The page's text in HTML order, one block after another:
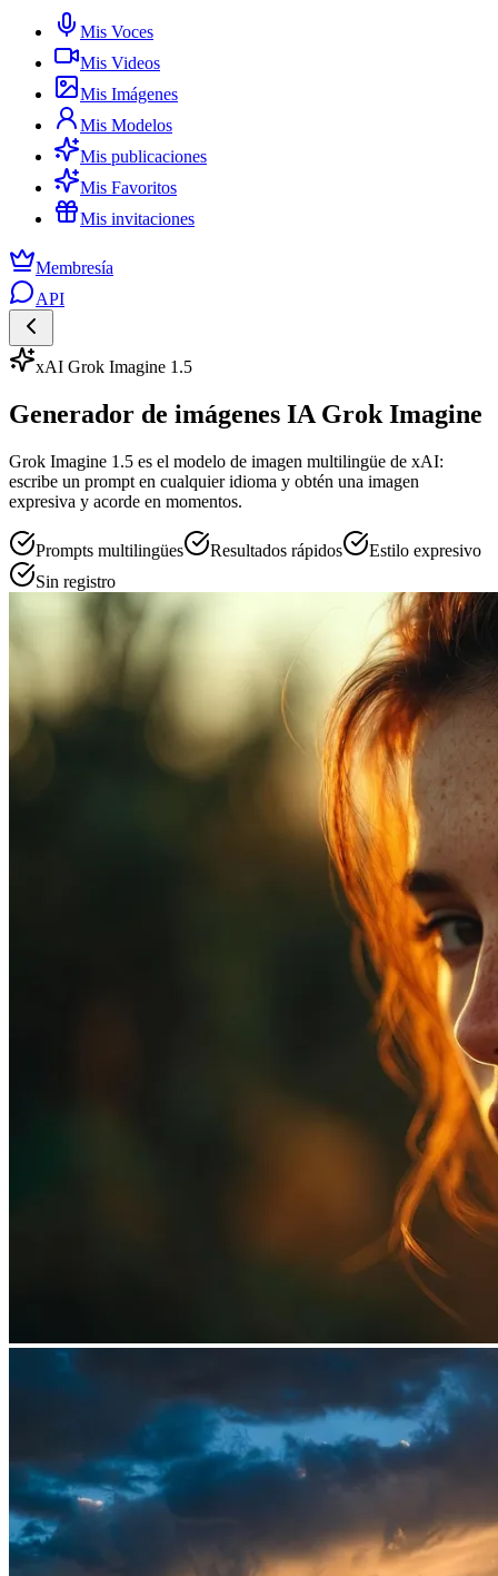
Mis Voces
Mis Videos
Mis Imágenes
Mis Modelos
Mis publicaciones
Mis Favoritos
Mis invitaciones
Membresía
API
xAI Grok Imagine 1.5
Generador de imágenes IA Grok Imagine
Grok Imagine 1.5 es el modelo de imagen multilingüe de xAI:
escribe un prompt en cualquier idioma y obtén una imagen
expresiva y acorde en momentos.
Prompts multilingües Resultados rápidos
Estilo expresivo
Sin registro